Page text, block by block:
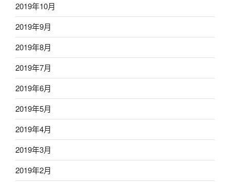
2019年10月
2019年9月
2019年8月
2019年7月
2019年6月
2019年5月
2019年4月
2019年3月
2019年2月